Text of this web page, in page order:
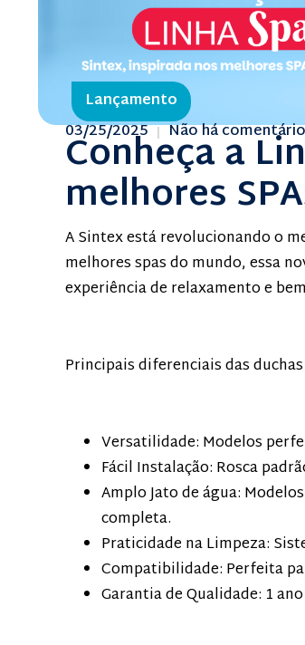
Lançamento
03/25/2025
Não há
Conheça a
melhores
A Sintex está revolucionando o
melhores spas do mundo, essa
experiência de relaxamento e
Principais diferenciais das duchas
Versatilidade: Modelos
Fácil Instalação: Rosca
Amplo Jato de água:
completa.
Praticidade na Limpeza:
Compatibilidade: Perfeita
Garantia de Qualidade: 1